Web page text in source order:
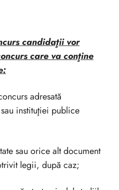
candidaţii vor
care va conţine
adresată
instituţiei publice
sau orice alt document
legii, după caz;